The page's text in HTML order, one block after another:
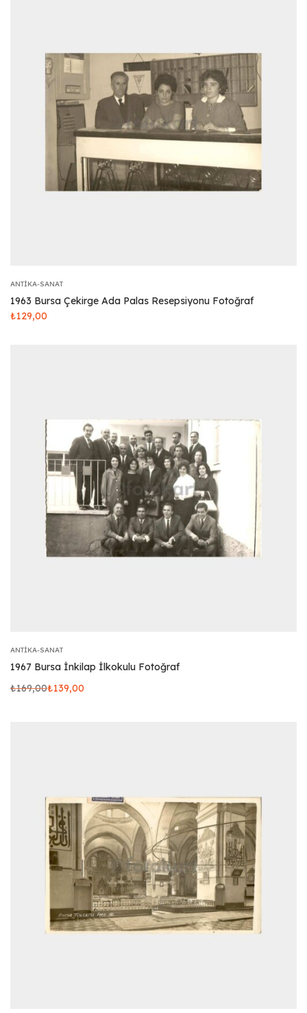
ANTIKA-SANAT
1963 Bursa Çekirge Ada Palas Resepsiyonu Fotoğraf
₺129,00
ANTIKA-SANAT
1967 Bursa İnkilap İlkokulu Fotoğraf
₺169,00₺139,00